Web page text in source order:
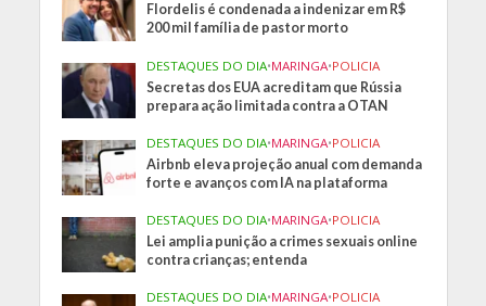
Flordelis é condenada a indenizar em R$
200 mil família de pastor morto
DESTAQUES DO DIA•MARINGA•POLICIA
Secretas dos EUA acreditam que Rússia
prepara ação limitada contra a OTAN
DESTAQUES DO DIA•MARINGA•POLICIA
Airbnb eleva projeção anual com demanda
forte e avanços com IA na plataforma
DESTAQUES DO DIA•MARINGA•POLICIA
Lei amplia punição a crimes sexuais online
contra crianças; entenda
DESTAQUES DO DIA•MARINGA•POLICIA